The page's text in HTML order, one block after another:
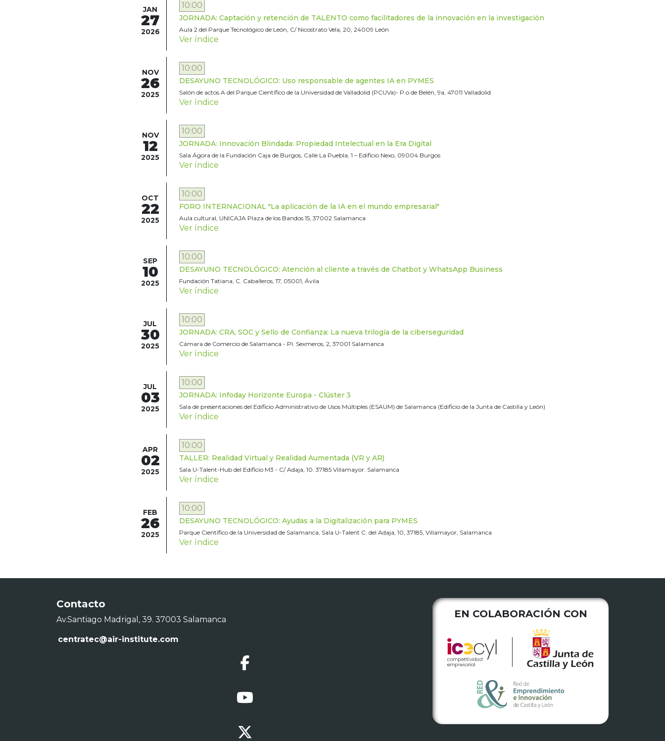
JAN
27
2026
10:00
JORNADA: Captación y retención de TALENTO como facilitadores de la innovación en la investigación
Aula 2 del Parque Tecnológico de León, C/ Nicostrato Vela, 20, 24009 León
Ver índice
NOV
26
2025
10:00
DESAYUNO TECNOLÓGICO: Uso responsable de agentes IA en PYMES
Salón de actos A del Parque Científico de la Universidad de Valladolid (PCUVa)- P.o de Belén, 9a, 47011 Valladolid
Ver índice
NOV
12
2025
10:00
JORNADA: Innovación Blindada: Propiedad Intelectual en la Era Digital
Sala Ágora de la Fundación Caja de Burgos, Calle La Puebla, 1 – Edificio Nexo, 09004 Burgos
Ver índice
OCT
22
2025
10:00
FORO INTERNACIONAL "La aplicación de la IA en el mundo empresarial"
Aula cultural, UNICAJA Plaza de los Bandos 15, 37002 Salamanca
Ver índice
SEP
10
2025
10:00
DESAYUNO TECNOLÓGICO: Atención al cliente a través de Chatbot y WhatsApp Business
Fundación Tatiana, C. Caballeros, 17, 05001, Ávila
Ver índice
JUL
30
2025
10:00
JORNADA: CRA, SOC y Sello de Confianza: La nueva trilogía de la ciberseguridad
Cámara de Comercio de Salamanca - Pl. Sexmeros, 2, 37001 Salamanca
Ver índice
JUL
03
2025
10:00
JORNADA: Infoday Horizonte Europa - Clúster 3
Sala de presentaciones del Edificio Administrativo de Usos Múltiples (ESAUM) de Salamanca (Edificio de la Junta de Castilla y León)
Ver índice
APR
02
2025
10:00
TALLER: Realidad Virtual y Realidad Aumentada (VR y AR)
Sala U-Talent-Hub del Edificio M3 - C/ Adaja, 10. 37185 Villamayor. Salamanca
Ver índice
FEB
26
2025
10:00
DESAYUNO TECNOLÓGICO: Ayudas a la Digitalización para PYMES
Parque Científico de la Universidad de Salamanca, Sala U-Talent C. del Adaja, 10, 37185, Villamayor, Salamanca
Ver índice
Contacto
Av.Santiago Madrigal, 39. 37003 Salamanca
centratec@air-institute.com
EN COLABORACIÓN CON